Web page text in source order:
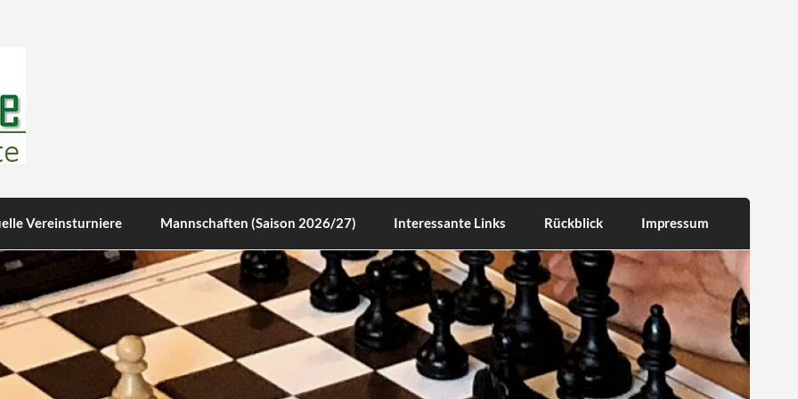
Vereinsturniere Mannschaften (Saison 2026/27) Interessante Links Rückblick Impressum